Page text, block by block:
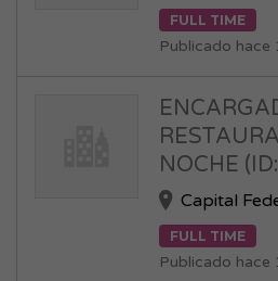
FULL TIME
Publicado hace
NOCHE
Capital
FULL TIME
Publicado hace